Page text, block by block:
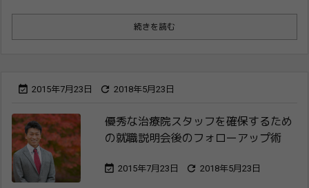
続きを読む
 2015年7月23日  2018年5月23日
優秀な治療院スタッフを確保するため
の就職​説明会後のフォローアップ術
 2015年7月23日  2018年5月23日